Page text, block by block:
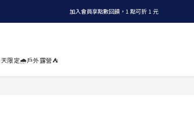
全店消費滿 NT$1200，即享免運
加入會員享點數回饋，1 點可折 1 元
天限定🌧️戶外露營⛺